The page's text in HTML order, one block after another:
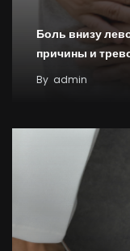
Боль внизу
причины и
By admin